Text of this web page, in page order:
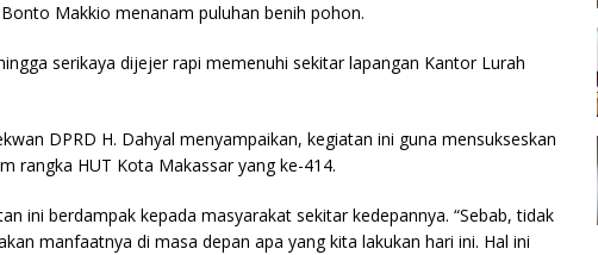
Makkio menanam puluhan benih pohon.
serikaya dijejer rapi memenuhi sekitar lapangan Kantor Lurah
DPRD H. Dahyal menyampaikan, kegiatan ini guna mensukseskan
rangka HUT Kota Makassar yang ke-414.
ini berdampak kepada masyarakat sekitar kedepannya. “Sebab, tidak
manfaatnya di masa depan apa yang kita lakukan hari ini. Hal ini